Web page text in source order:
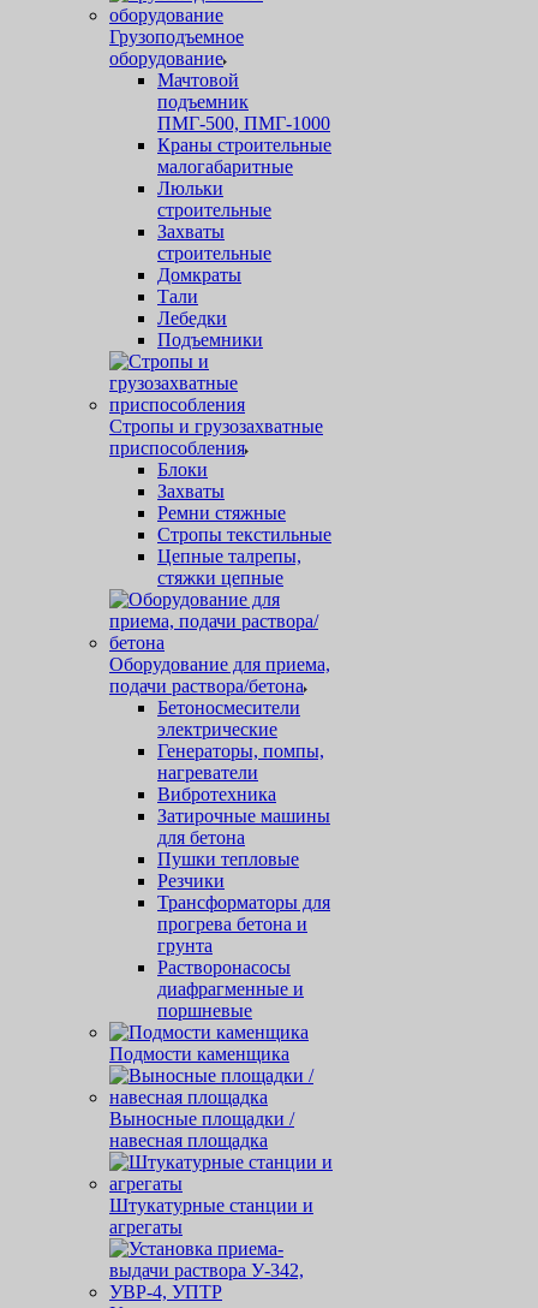
Грузоподъемное
оборудование
Мачтовой
подъемник
ПМГ-500, ПМГ-1000
Краны строительные
малогабаритные
Люльки
строительные
Захваты
строительные
Домкраты
Тали
Лебедки
Подъемники
Стропы и грузозахватные
приспособления
Блоки
Захваты
Ремни стяжные
Стропы текстильные
Цепные талрепы,
стяжки цепные
Оборудование для приема,
подачи раствора/бетона
Бетоносмесители
электрические
Генераторы, помпы,
нагреватели
Вибротехника
Затирочные машины
для бетона
Пушки тепловые
Резчики
Трансформаторы для
прогрева бетона и
грунта
Растворонасосы
диафрагменные и
поршневые
Подмости каменщика
Выносные площадки /
навесная площадка
Штукатурные станции и
агрегаты